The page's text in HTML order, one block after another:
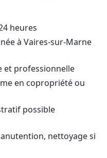
heures
à Vaires-sur-Marne
et professionnelle
en copropriété ou
possible
nettoyage si